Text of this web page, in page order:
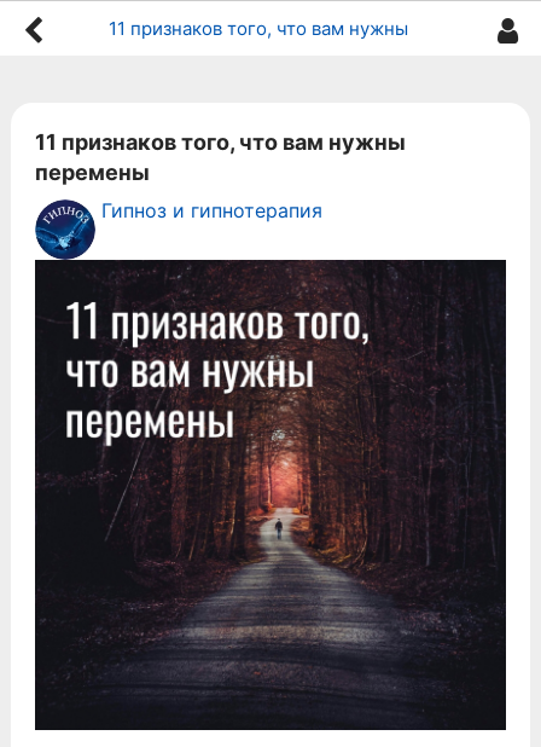
11 признаков того, что вам нужны
перемены
Гипноз и гипнотерапия